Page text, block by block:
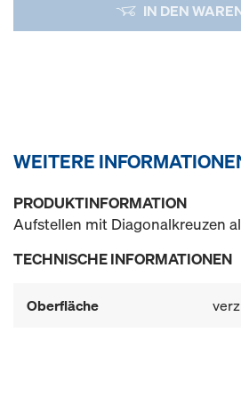
IN DEN
WEITERE
PRODUKTINFORMATION
Aufstellen mit Diagonalkreuzen
TECHNISCHE INFORMATIONEN
Oberfläche